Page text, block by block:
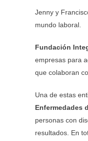
Jenny y
mundo laboral.
Fundación
empresas para
que colaboran
Una de estas
Enfermedades
personas con
resultados. En